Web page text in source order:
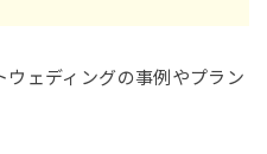
ェディングの事例やプラン